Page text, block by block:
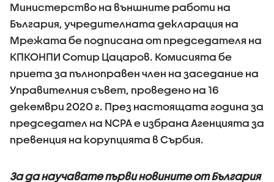
Министерство на външните работи на
България, учредителната декларация на
Мрежата бе подписана от председателя на
КПКОНПИ Сотир Цацаров. Комисията бе
приета за пълноправен член на заседание на
Управителния съвет, проведено на 16
декември 2020 г. През настоящата година за
председател на NCPA е избрана Агенцията за
превенция на корупцията в Сърбия.
За да научавате първи новините от България